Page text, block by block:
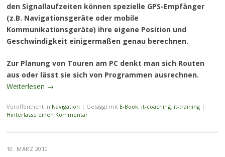
den Signallaufzeiten können spezielle GPS-Empfänger
(z.B. Navigationsgeräte oder mobile
Kommunikationsgeräte) ihre eigene Position und
Geschwindigkeit einigermaßen genau berechnen.
Zur Planung von Touren am PC denkt man sich Routen
aus oder lässt sie sich von Programmen ausrechnen.
Weiterlesen →
Veröffentlicht in Navigation | Getaggt mit E-Book, it-coaching, it-training |
Hinterlasse einen Kommentar
10. MÄRZ 2010